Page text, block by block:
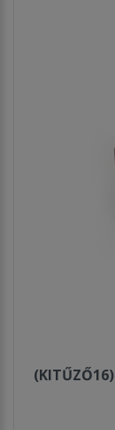
(KITŰZŐ16)